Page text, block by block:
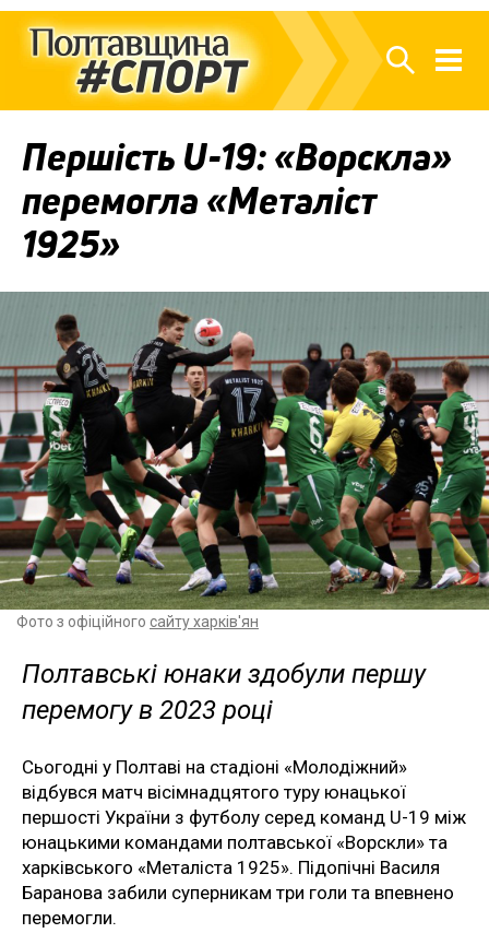
Першість U-19: «Ворскла»
перемогла «Металіст
1925»
Фото з офіційного сайту харків'ян
Полтавські юнаки здобули першу
перемогу в 2023 році
Сьогодні у Полтаві на стадіоні «Молодіжний»
відбувся матч вісімнадцятого туру юнацької
першості України з футболу серед команд U-19 між
юнацькими командами полтавської «Ворскли» та
харківського «Металіста 1925». Підопічні Василя
Баранова забили суперникам три голи та впевнено
перемогли.